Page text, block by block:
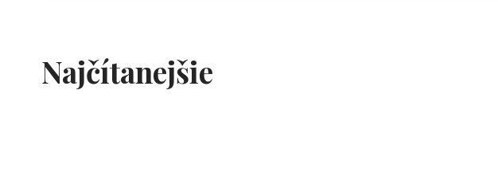
Najčítanejšie